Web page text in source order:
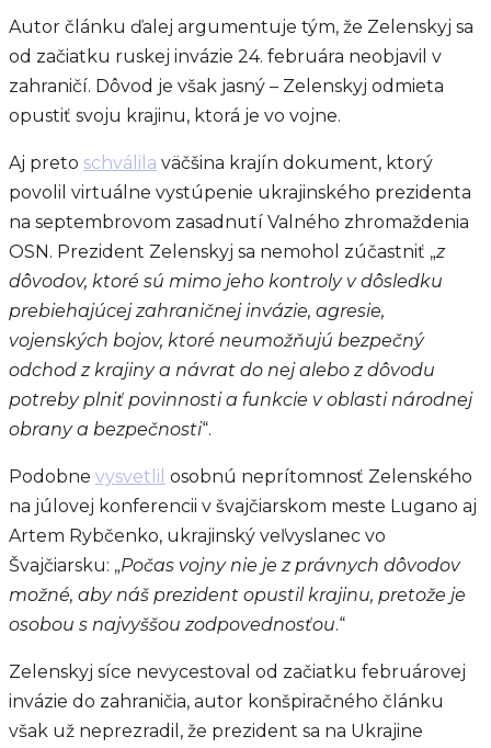
Autor článku ďalej argumentuje tým, že Zelenskyj sa
od začiatku ruskej invázie 24. februára neobjavil v
zahraničí. Dôvod je však jasný – Zelenskyj odmieta
opustiť svoju krajinu, ktorá je vo vojne.
Aj preto schválila väčšina krajín dokument, ktorý
povolil virtuálne vystúpenie ukrajinského prezidenta
na septembrovom zasadnutí Valného zhromaždenia
OSN. Prezident Zelenskyj sa nemohol zúčastniť „z
dôvodov, ktoré sú mimo jeho kontroly v dôsledku
prebiehajúcej zahraničnej invázie, agresie,
vojenských bojov, ktoré neumožňujú bezpečný
odchod z krajiny a návrat do nej alebo z dôvodu
potreby plniť povinnosti a funkcie v oblasti národnej
obrany a bezpečnosti“.
Podobne vysvetlil osobnú neprítomnosť Zelenského
na júlovej konferencii v švajčiarskom meste Lugano aj
Artem Rybčenko, ukrajinský veľvyslanec vo
Švajčiarsku: „Počas vojny nie je z právnych dôvodov
možné, aby náš prezident opustil krajinu, pretože je
osobou s najvyššou zodpovednosťou.“
Zelenskyj síce nevycestoval od začiatku februárovej
invázie do zahraničia, autor konšpiračného článku
však už neprezradil, že prezident sa na Ukrajine